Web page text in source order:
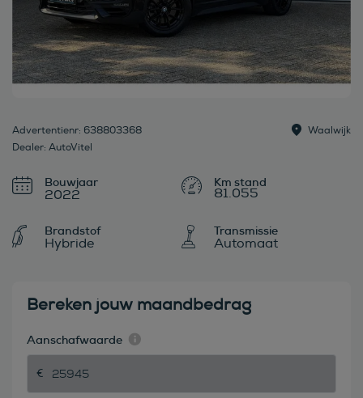
Advertentienr: 638803368
Dealer: AutoVitel
Waalwijk
Bouwjaar
2022 81.055
Brandstof
Hybride
Transmissie
Automaat
Bereken jouw maandbedrag
Aanschafwaarde